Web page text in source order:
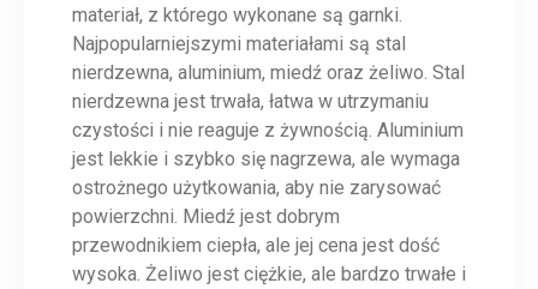
materiał, z którego wykonane są garnki.
Najpopularniejszymi materiałami są stal
nierdzewna, aluminium, miedź oraz żeliwo. Stal
nierdzewna jest trwała, łatwa w utrzymaniu
czystości i nie reaguje z żywnością. Aluminium
jest lekkie i szybko się nagrzewa, ale wymaga
ostrożnego użytkowania, aby nie zarysować
powierzchni. Miedź jest dobrym
przewodnikiem ciepła, ale jej cena jest dość
wysoka. Żeliwo jest ciężkie, ale bardzo trwałe i